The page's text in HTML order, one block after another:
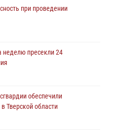
при проведении
неделю пресекли 24
обеспечили
Тверской области